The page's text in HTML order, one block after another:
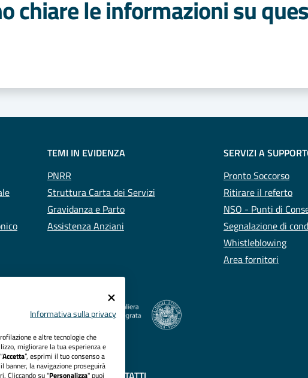
chiare le informazioni su
da 1 a 5 stelle
TEMI IN EVIDENZA
PNRR
Struttura Carta dei Servizi
Gravidanza e Parto
Assistenza Anziani
SERVIZI A
Pronto Soccorso
Ritirare il referto
NSO - Punti di
Segnalazione di
Whistleblowing
Area fornitori
Informativa sulla privacy
e altre tecnologie che
migliorare la tua esperienza e
Accetta”, esprimi il tuo consenso a
banner, la navigazione proseguirà
Cliccando su "Personalizza" puoi